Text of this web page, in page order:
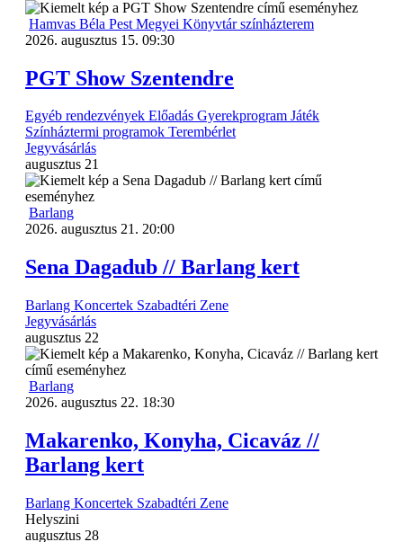
Hamvas Béla Pest Megyei Könyvtár színházterem
2026. augusztus 15. 09:30
PGT Show Szentendre
Egyéb rendezvények Előadás Gyerekprogram Játék
Színháztermi programok Terembérlet
Jegyvásárlás
augusztus 21
Barlang
2026. augusztus 21. 20:00
Sena Dagadub // Barlang kert
Barlang Koncertek Szabadtéri Zene
Jegyvásárlás
augusztus 22
Barlang
2026. augusztus 22. 18:30
Makarenko, Konyha, Cicaváz //
Barlang kert
Barlang Koncertek Szabadtéri Zene
Helyszini
augusztus 28